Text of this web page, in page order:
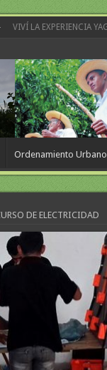
VIVÍ LA EXPERIENCIA
Ordenamiento Urbano
DE ELECTRICIDAD